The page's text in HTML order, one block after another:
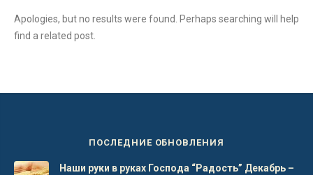
Apologies, but no results were found. Perhaps searching will help
find a related post.
ПОСЛЕДНИЕ ОБНОВЛЕНИЯ
Наши руки в руках Господа “Радость” Декабрь –